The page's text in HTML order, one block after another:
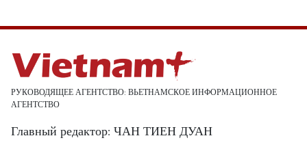
РУКОВОДЯЩЕЕ АГЕНТСТВО: ВЬЕТНАМСКОЕ ИНФОРМАЦИОННОЕ
АГЕНТСТВО
Главный редактор: ЧАН ТИЕН ДУАН